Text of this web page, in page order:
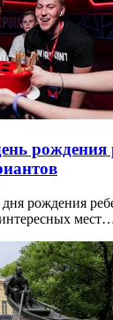
дня рождения